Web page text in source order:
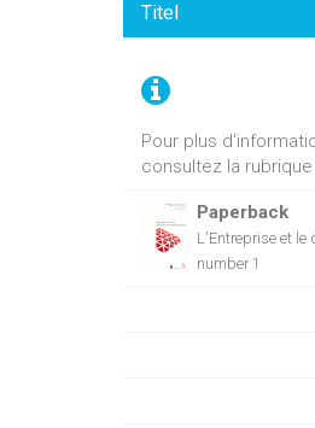
Pour plus
consultez la rubrique
Titel
Paperback
L'Entreprise et
number 1